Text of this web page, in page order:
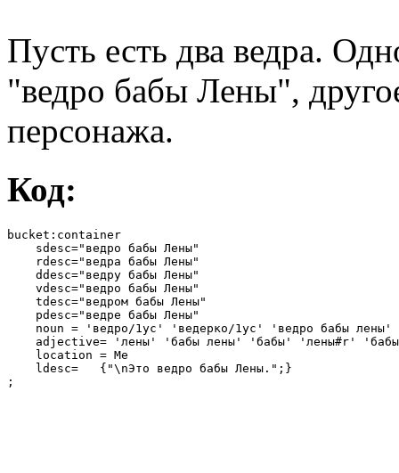
Пусть есть два ведра.
"ведро бабы Лены",
персонажа.
Код:
bucket:container
    sdesc="ведро бабы Лены"
    rdesc="ведра бабы Лены"
    ddesc="ведру бабы Лены"
    vdesc="ведро бабы Лены"
    tdesc="ведром бабы Лены"
    pdesc="ведре бабы Лены"
    noun = 'ведро/1ус' 'ведерко/1ус' 'ведро бабы лены'
adjective= 'лены' 'бабы лены' 'бабы' 'лены#r'
    location = Me
    ldesc=   {"\nЭто ведро бабы Лены.";}
;